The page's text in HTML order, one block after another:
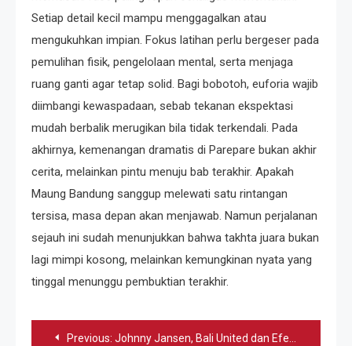
Setiap detail kecil mampu menggagalkan atau
mengukuhkan impian. Fokus latihan perlu bergeser pada
pemulihan fisik, pengelolaan mental, serta menjaga
ruang ganti agar tetap solid. Bagi bobotoh, euforia wajib
diimbangi kewaspadaan, sebab tekanan ekspektasi
mudah berbalik merugikan bila tidak terkendali. Pada
akhirnya, kemenangan dramatis di Parepare bukan akhir
cerita, melainkan pintu menuju bab terakhir. Apakah
Maung Bandung sanggup melewati satu rintangan
tersisa, masa depan akan menjawab. Namun perjalanan
sejauh ini sudah menunjukkan bahwa takhta juara bukan
lagi mimpi kosong, melainkan kemungkinan nyata yang
tinggal menunggu pembuktian terakhir.
Navigasi
Previous: Johnny Jansen, Bali United dan Efek ChatGPT Jelang Bhayangkara